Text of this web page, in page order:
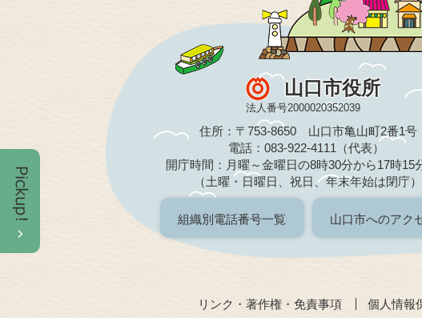
山口市役所
法人番号2000020352039
住所：〒753-8650 山口市亀山町2番1号
電話：083-922-4111（代表）
開庁時間：月曜～金曜日の8時30分から17時15
（土曜・日曜日、祝日、年末年始は閉庁）
組織別電話番号一覧 山口市へのアク
リンク・著作権・免責事項 個人情報